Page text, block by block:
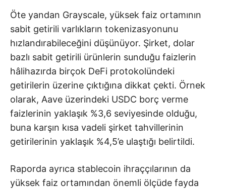
Öte yandan Grayscale, yüksek faiz ortamının
sabit getirili varlıkların tokenizasyonunu
hızlandırabileceğini düşünüyor. Şirket, dolar
bazlı sabit getirili ürünlerin sunduğu faizlerin
hâlihazırda birçok DeFi protokolündeki
getirilerin üzerine çıktığına dikkat çekti. Örnek
olarak, Aave üzerindeki USDC borç verme
faizlerinin yaklaşık %3,6 seviyesinde olduğu,
buna karşın kısa vadeli şirket tahvillerinin
getirilerinin yaklaşık %4,5’e ulaştığı belirtildi.
Raporda ayrıca stablecoin ihraççılarının da
yüksek faiz ortamından önemli ölçüde fayda